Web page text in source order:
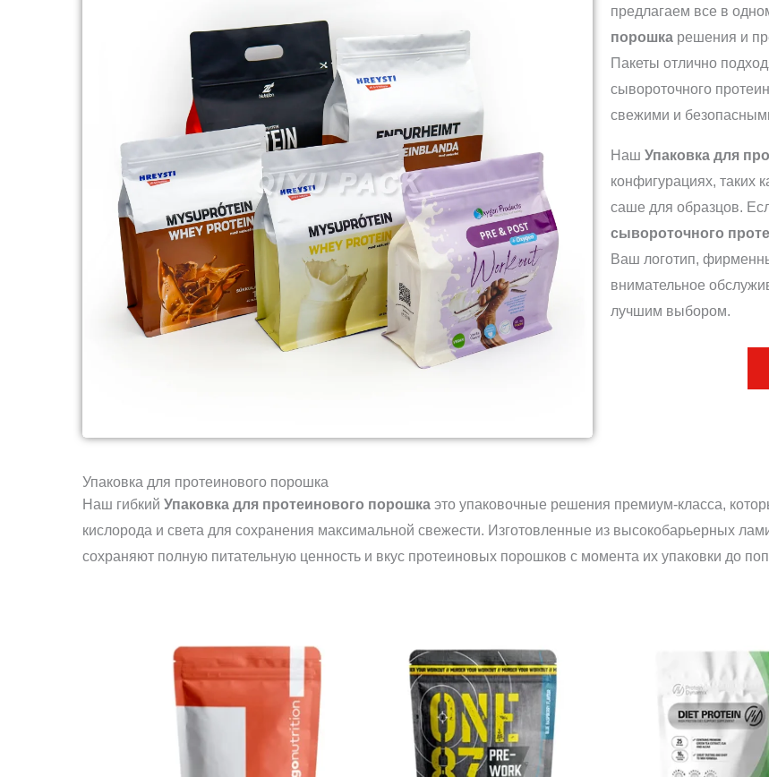
предлагаем все в
порошка решения и
Пакеты отлично
сывороточного
свежими и
Наш Упаковка для
конфигурациях, таких
саше для образцов.
сывороточного
Ваш логотип,
внимательное
лучшим выбором.
Упаковка для протеинового порошка
Наш гибкий Упаковка для протеинового порошка это упаковочные решения премиум-класса,
кислорода и света для сохранения максимальной свежести. Изготовленные из высокобарьерных
сохраняют полную питательную ценность и вкус протеиновых порошков с момента их упаковки до